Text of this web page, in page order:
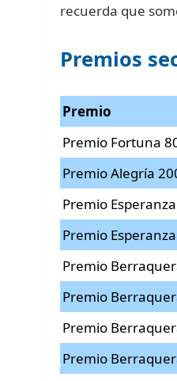
recuerda que
Premios
Premio
Premio Fortuna
Premio Alegría
Premio
Premio
Premio
Premio
Premio
Premio